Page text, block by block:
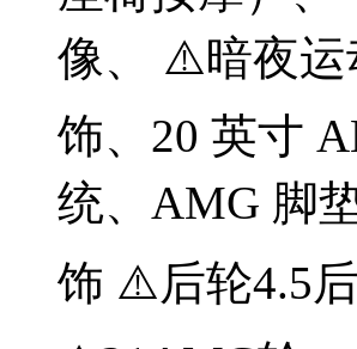
像、 ⚠️暗夜运
饰、20 英寸
统、AMG 脚
饰 ⚠️后轮4.5